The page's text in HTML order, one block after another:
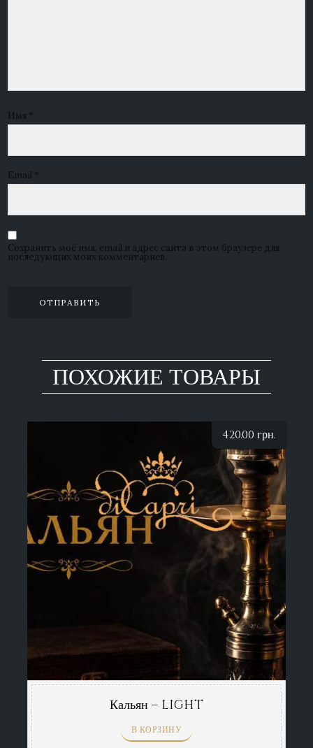
Имя *
Email *
Сохранить моё имя, email и адрес сайта в этом браузере для
последующих моих комментариев.
ПОХОЖИЕ ТОВАРЫ
420.00 грн.
Кальян – LIGHT
В КОРЗИНУ